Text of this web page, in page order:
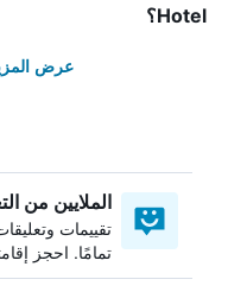
Hotel؟
عرض
الملايين من
تقييمات
تمامًا. احجز